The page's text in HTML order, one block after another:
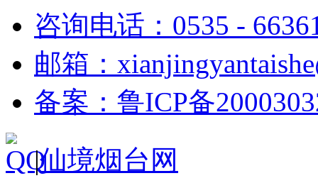
咨询电话：0535 -
邮箱：
备案：鲁ICP备
|仙境烟台网